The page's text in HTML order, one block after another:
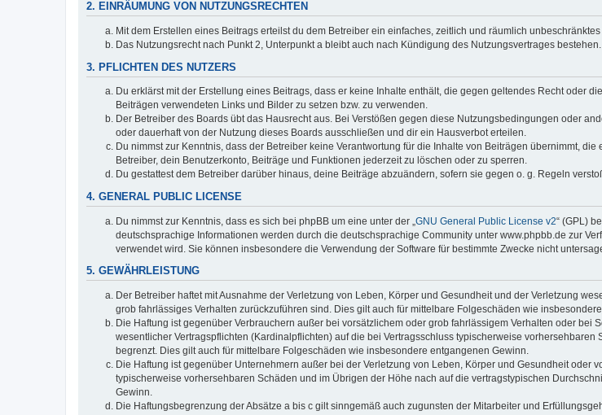
2. EINRÄUMUNG VON NUTZUNGSRECHTEN
Mit dem Erstellen eines Beitrags erteilst du dem Betreiber ein einfaches, zeitlich und räumlich
Das Nutzungsrecht nach Punkt 2, Unterpunkt a bleibt auch nach Kündigung des Nutzungsvertrages bestehen.
3. PFLICHTEN DES NUTZERS
Du erklärst mit der Erstellung eines Beitrags, dass er keine Inhalte enthält, die gegen geltendes Recht oder
Beiträgen verwendeten Links und Bilder zu setzen bzw. zu verwenden.
Der Betreiber des Boards übt das Hausrecht aus. Bei Verstößen gegen diese Nutzungsbedingungen oder
oder dauerhaft von der Nutzung dieses Boards ausschließen und dir ein Hausverbot erteilen.
Du nimmst zur Kenntnis, dass der Betreiber keine Verantwortung für die Inhalte von Beiträgen übernimmt,
Betreiber, dein Benutzerkonto, Beiträge und Funktionen jederzeit zu löschen oder zu sperren.
Du gestattest dem Betreiber darüber hinaus, deine Beiträge abzuändern, sofern sie gegen o. g. Regeln
4. GENERAL PUBLIC LICENSE
Du nimmst zur Kenntnis, dass es sich bei phpBB um eine unter der „ GNU General Public License v2“ (GPL)
deutschsprachige Informationen werden durch die deutschsprachige Community unter www.phpbb.de zur
verwendet wird. Sie können insbesondere die Verwendung der Software für bestimmte Zwecke nicht
5. GEWÄHRLEISTUNG
Der Betreiber haftet mit Ausnahme der Verletzung von Leben, Körper und Gesundheit und der Verletzung
grob fahrlässiges Verhalten zurückzuführen sind. Dies gilt auch für mittelbare Folgeschäden wie
Die Haftung ist gegenüber Verbrauchern außer bei vorsätzlichem oder grob fahrlässigem Verhalten oder
wesentlicher Vertragspflichten (Kardinalpflichten) auf die bei Vertragsschluss typischerweise
begrenzt. Dies gilt auch für mittelbare Folgeschäden wie insbesondere entgangenen Gewinn.
Die Haftung ist gegenüber Unternehmern außer bei der Verletzung von Leben, Körper und Gesundheit
typischerweise vorhersehbaren Schäden und im Übrigen der Höhe nach auf die vertragstypischen
Gewinn.
Die Haftungsbegrenzung der Absätze a bis c gilt sinngemäß auch zugunsten der Mitarbeiter und